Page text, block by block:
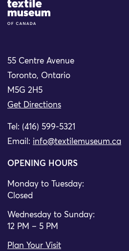
Site Logo
55 Centre Avenue
Toronto, Ontario
M5G 2H5
Get Directions
Tel: (416) 599-5321
Email: info@textilemuseum.ca
OPENING HOURS
Monday to Tuesday:
Closed
Wednesday to Sunday:
12 PM – 5 PM
Plan Your Visit